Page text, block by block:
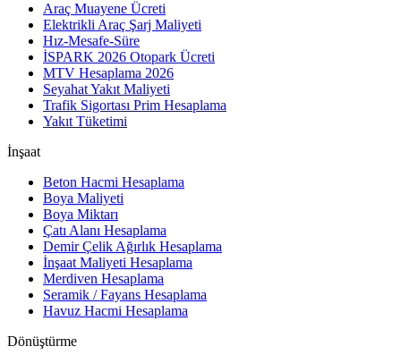
Araç Muayene Ücreti
Elektrikli Araç Şarj Maliyeti
Hız-Mesafe-Süre
İSPARK 2026 Otopark Ücreti
MTV Hesaplama 2026
Seyahat Yakıt Maliyeti
Trafik Sigortası Prim Hesaplama
Yakıt Tüketimi
İnşaat
Beton Hacmi Hesaplama
Boya Maliyeti
Boya Miktarı
Çatı Alanı Hesaplama
Demir Çelik Ağırlık Hesaplama
İnşaat Maliyeti Hesaplama
Merdiven Hesaplama
Seramik / Fayans Hesaplama
Havuz Hacmi Hesaplama
Dönüştürme